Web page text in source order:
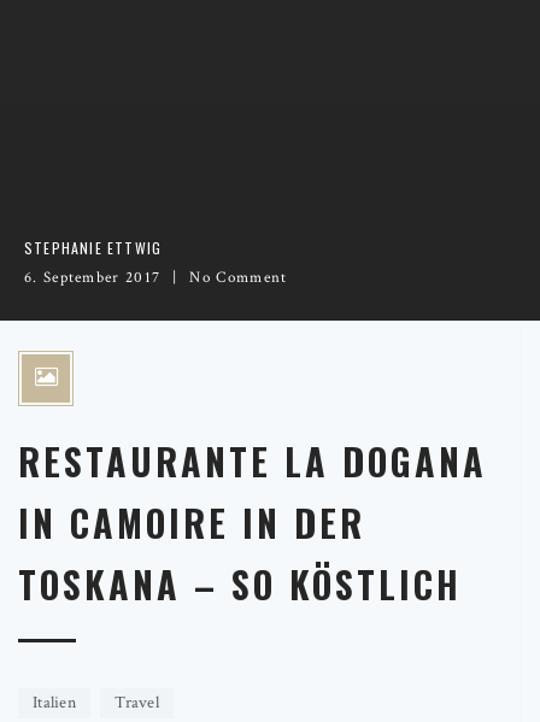
STEPHANIE ETTWIG
6. September 2017
No Comment
RESTAURANTE LA DOGANA
IN CAMOIRE IN DER
TOSKANA – SO KÖSTLICH
Italien Travel